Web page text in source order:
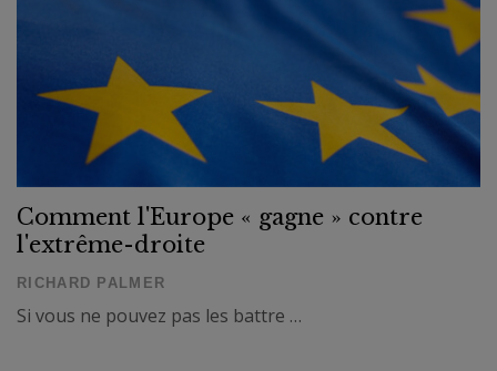
Comment l'Europe « gagne » contre
l'extrême-droite
RICHARD PALMER
Si vous ne pouvez pas les battre …